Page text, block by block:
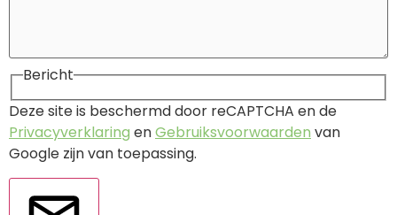
Bericht
Deze site is beschermd door reCAPTCHA en de
Privacyverklaring enGebruiksvoorwaarden van
Google zijn van toepassing.